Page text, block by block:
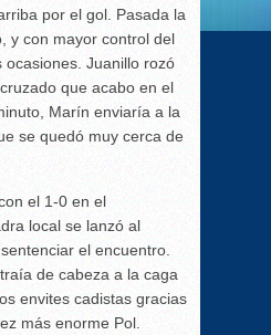
por el gol. Pasada la
y con mayor control del
ocasiones. Juanillo rozó
que acabo en el
Marín enviaría a la
se quedó muy cerca de
el 1-0 en el
local se lanzó al
el encuentro.
de cabeza a la caga
envites cadistas gracias
más enorme Pol.